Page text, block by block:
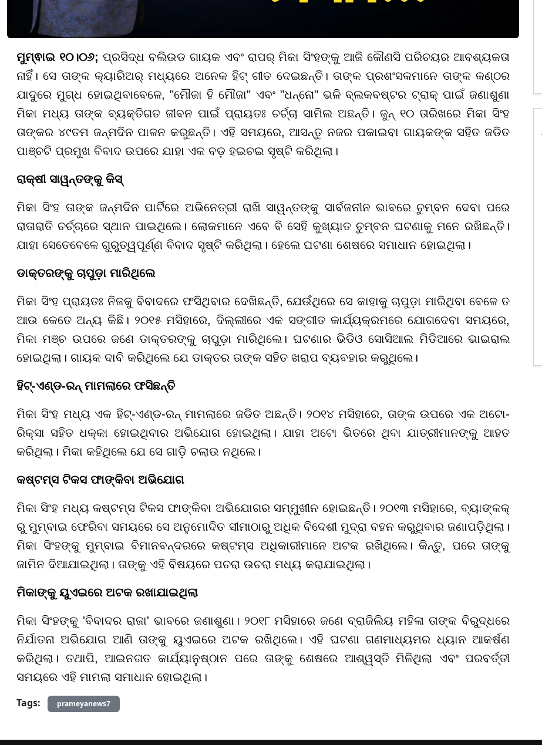
ମୁମ୍ଵାଇ ୧୦।୦୬; ପ୍ରସିଦ୍ଧ ବଲିଉଡ ଗାୟକ ଏବଂ ରାପର୍ ମିକା ସିଂହଙ୍କୁ ଆଜି କୌଣସି ପରିଚୟର ଆବଶ୍ୟକତା
ନାହିଁ। ସେ ତାଙ୍କ କ୍ୟାରିଅର୍ ମଧ୍ୟରେ ଅନେକ ହିଟ୍ ଗୀତ ଦେଇଛନ୍ତି। ତାଙ୍କ ପ୍ରଶଂସକମାନେ ତାଙ୍କ କଣ୍ଠର
ଯାଦୁରେ ମୁଗ୍ଧ ହୋଇଥିବାବେଳେ, "ମୌଜା ହି ମୌଜା" ଏବଂ "ଧନ୍ନୋ" ଭଳି ବ୍ଲକବଷ୍ଟର ଟ୍ରାକ୍ ପାଇଁ ଜଣାଶୁଣା
ମିକା ମଧ୍ୟ ତାଙ୍କ ବ୍ୟକ୍ତିଗତ ଜୀବନ ପାଇଁ ପ୍ରାୟତଃ ଚର୍ଚ୍ଚା ସାମିଲ ଅଛନ୍ତି। ଜୁନ୍ ୧୦ ତାରିଖରେ ମିକା ସିଂହ
ତାଙ୍କର ୪୯ତମ ଜନ୍ମଦିନ ପାଳନ କରୁଛନ୍ତି। ଏହି ସମୟରେ, ଆସନ୍ତୁ ନଜର ପକାଇବା ଗାୟକଙ୍କ ସହିତ ଜଡିତ
ପାଞ୍ଚଟି ପ୍ରମୁଖ ବିବାଦ ଉପରେ ଯାହା ଏକ ବଡ଼ ହଇଚଇ ସୃଷ୍ଟି କରିଥିଲା।
ରାକ୍ଷୀ ସାୱନ୍ତଙ୍କୁ କିସ୍
ମିକା ସିଂହ ତାଙ୍କ ଜନ୍ମଦିନ ପାର୍ଟିରେ ଅଭିନେତ୍ରୀ ରାଖି ସାୱନ୍ତଙ୍କୁ ସାର୍ବଜନୀନ ଭାବରେ ଚୁମ୍ବନ ଦେବା ପରେ
ରାତାରାତି ଚର୍ଚ୍ଚାରେ ସ୍ଥାନ ପାଇଥିଲେ। ଲୋକମାନେ ଏବେ ବି ସେହି କୁଖ୍ୟାତ ଚୁମ୍ବନ ଘଟଣାକୁ ମନେ ରଖିଛନ୍ତି।
ଯାହା ସେତେବେଳେ ଗୁରୁତ୍ୱପୂର୍ଣ୍ଣ ବିବାଦ ସୃଷ୍ଟି କରିଥିଲା। ହେଲେ ଘଟଣା ଶେଷରେ ସମାଧାନ ହୋଇଥିଲା।
ଡାକ୍ତରଙ୍କୁ ଚାପୁଡ଼ା ମାରିଥିଲେ
ମିକା ସିଂହ ପ୍ରାୟତଃ ନିଜକୁ ବିବାଦରେ ଫସିଥିବାର ଦେଖିଛନ୍ତି, ଯେଉଁଥିରେ ସେ କାହାକୁ ଚାପୁଡ଼ା ମାରିଥିବା ବେଳେ ତ
ଆଉ କେତେ ଅନ୍ୟ କିଛି। ୨୦୧୫ ମସିହାରେ, ଦିଲ୍ଲୀରେ ଏକ ସଙ୍ଗୀତ କାର୍ଯ୍ୟକ୍ରମରେ ଯୋଗଦେବା ସମୟରେ,
ମିକା ମଞ୍ଚ ଉପରେ ଜଣେ ଡାକ୍ତରଙ୍କୁ ଚାପୁଡ଼ା ମାରିଥିଲେ। ଘଟଣାର ଭିଡିଓ ସୋସିଆଲ ମିଡିଆରେ ଭାଇରାଲ
ହୋଇଥିଲା। ଗାୟକ ଦାବି କରିଥିଲେ ଯେ ଡାକ୍ତର ତାଙ୍କ ସହିତ ଖରାପ ବ୍ୟବହାର କରୁଥିଲେ।
ହିଟ୍-ଏଣ୍ଡ-ରନ୍ ମାମଲାରେ ଫସିଛନ୍ତି
ମିକା ସିଂହ ମଧ୍ୟ ଏକ ହିଟ୍-ଏଣ୍ଡ-ରନ୍ ମାମଲାରେ ଜଡିତ ଅଛନ୍ତି। ୨୦୧୪ ମସିହାରେ, ତାଙ୍କ ଉପରେ ଏକ ଅଟୋ-
ରିକ୍ସା ସହିତ ଧକ୍କା ହୋଇଥିବାର ଅଭିଯୋଗ ହୋଇଥିଲା। ଯାହା ଅଟୋ ଭିତରେ ଥିବା ଯାତ୍ରୀମାନଙ୍କୁ ଆହତ
କରିଥିଲା। ମିକା କହିଥିଲେ ଯେ ସେ ଗାଡ଼ି ଚଲାଉ ନଥିଲେ।
କଷ୍ଟମ୍ସ ଟିକସ ଫାଙ୍କିବା ଅଭିଯୋଗ
ମିକା ସିଂହ ମଧ୍ୟ କଷ୍ଟମ୍ସ ଟିକସ ଫାଙ୍କିବା ଅଭିଯୋଗର ସମ୍ମୁଖୀନ ହୋଇଛନ୍ତି। ୨୦୧୩ ମସିହାରେ, ବ୍ୟାଙ୍କକ୍
ରୁ ମୁମ୍ବାଇ ଫେରିବା ସମୟରେ ସେ ଅନୁମୋଦିତ ସୀମାଠାରୁ ଅଧିକ ବିଦେଶୀ ମୁଦ୍ରା ବହନ କରୁଥିବାର ଜଣାପଡ଼ିଥିଲା।
ମିକା ସିଂହଙ୍କୁ ମୁମ୍ବାଇ ବିମାନବନ୍ଦରରେ କଷ୍ଟମ୍ସ ଅଧିକାରୀମାନେ ଅଟକ ରଖିଥିଲେ। କିନ୍ତୁ, ପରେ ତାଙ୍କୁ
ଜାମିନ ଦିଆଯାଇଥିଲା। ତାଙ୍କୁ ଏହି ବିଷୟରେ ପଚରା ଉଚରା ମଧ୍ୟ କରାଯାଇଥିଲା।
ମିକାଙ୍କୁ ୟୁଏଇରେ ଅଟକ ରଖାଯାଇଥିଲା
ମିକା ସିଂହଙ୍କୁ 'ବିବାଦର ରାଜା' ଭାବରେ ଜଣାଶୁଣା। ୨୦୧୮ ମସିହାରେ ଜଣେ ବ୍ରାଜିଲିୟ ମହିଳା ତାଙ୍କ ବିରୁଦ୍ଧରେ
ନିର୍ଯାତନା ଅଭିଯୋଗ ଆଣି ତାଙ୍କୁ ୟୁଏଇରେ ଅଟକ ରଖିଥିଲେ। ଏହି ଘଟଣା ଗଣମାଧ୍ୟମର ଧ୍ୟାନ ଆକର୍ଷଣ
କରିଥିଲା। ତଥାପି, ଆଇନଗତ କାର୍ଯ୍ୟାନୁଷ୍ଠାନ ପରେ ତାଙ୍କୁ ଶେଷରେ ଆଶ୍ୱସ୍ତି ମିଳିଥିଲା ଏବଂ ପରବର୍ତ୍ତୀ
ସମୟରେ ଏହି ମାମଲା ସମାଧାନ ହୋଇଥିଲା।
Tags:
prameyanews7